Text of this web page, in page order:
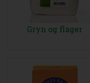
Gryn og flager